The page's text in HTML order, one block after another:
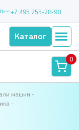
+7 495 255-28-98
Каталог
0
машин